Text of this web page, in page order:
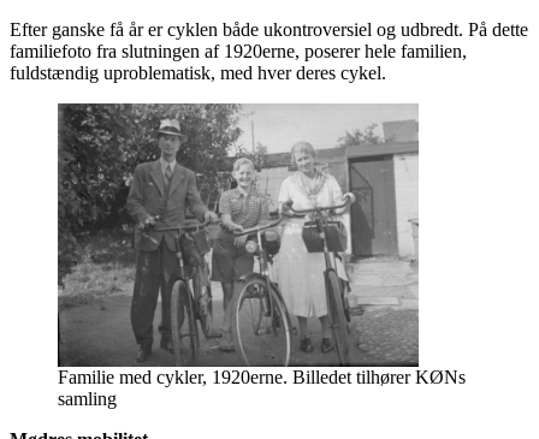
Efter ganske få år er cyklen både ukontroversiel og udbredt. På dette
familiefoto fra slutningen af 1920erne, poserer hele familien,
fuldstændig uproblematisk, med hver deres cykel.
Familie med cykler, 1920erne. Billedet tilhører KØNs
samling